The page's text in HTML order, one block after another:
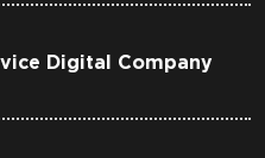
Digital Company